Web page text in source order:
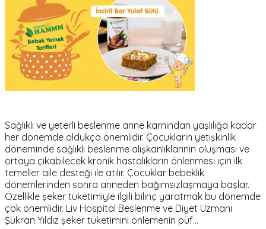
Sağlıklı ve yeterli beslenme anne karnından yaşlılığa kadar
her dönemde oldukça önemlidir. Çocukların yetişkinlik
döneminde sağlıklı beslenme alışkanlıklarının oluşması ve
ortaya çıkabilecek kronik hastalıkların önlenmesi için ilk
temeller aile desteği ile atılır. Çocuklar bebeklik
dönemlerinden sonra anneden bağımsızlaşmaya başlar.
Özellikle şeker tüketimiyle ilgili bilinç yaratmak bu dönemde
çok önemlidir. Liv Hospital Beslenme ve Diyet Uzmanı
Şükran Yıldız şeker tüketimini önlemenin püf…